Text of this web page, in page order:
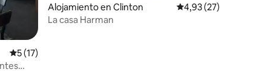
Calificación promedio: 5 de 5. 17 evaluaciones
5 (17)
Alojamiento en Clinton Calificación
4,93 (27)
La casa Harman